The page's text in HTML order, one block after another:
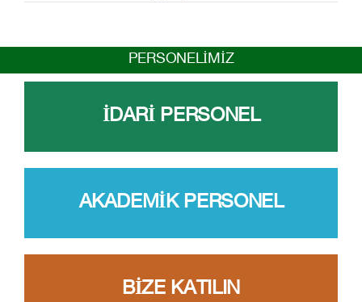
PERSONELİMİZ
İDARİ PERSONEL
AKADEMİK PERSONEL
BİZE KATILIN